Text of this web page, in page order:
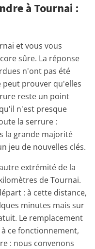
à Tournai :
et vous vous
sûre. La réponse
n'ont pas été
peut prouver qu'elles
reste un point
n'est presque
la serrure :
la grande majorité
jeu de nouvelles clés.
extrémité de la
de Tournai.
: à cette distance,
minutes mais sur
Le remplacement
ce fonctionnement,
: nous convenons